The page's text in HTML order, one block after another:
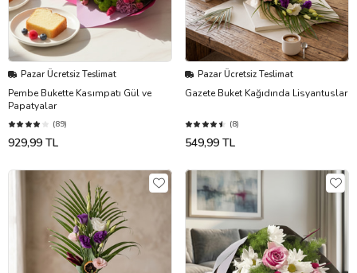
Pazar Ücretsiz Teslimat
Pembe Bukette Kasımpatı Gül ve
Papatyalar
(89)
929,99 TL
Pazar Ücretsiz Teslimat
Gazete Buket Kağıdında Lisyantuslar
(8)
549,99 TL